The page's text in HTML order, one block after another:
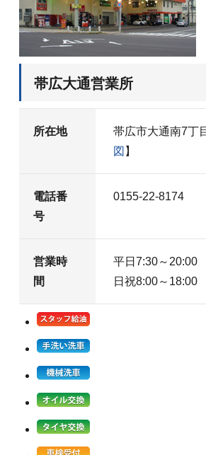
帯広大通営業所
所在地 帯広市大通南7丁
図 】
電話番
号
0155-22-8174
営業時
間
平日7:30～20:00
日祝8:00～18:00